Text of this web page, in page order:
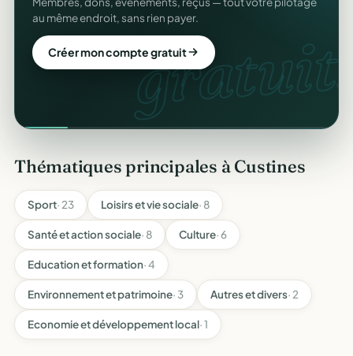
gratuit.
au même endroit, sans rien payer.
Créer mon compte gratuit
Thématiques principales à Custines
Sport· 23 Loisirs et vie sociale· 8
Santé et action sociale· 8 Culture· 6
Education et formation· 4
Environnement et patrimoine· 3 Autres et divers· 2
Economie et développement local· 1